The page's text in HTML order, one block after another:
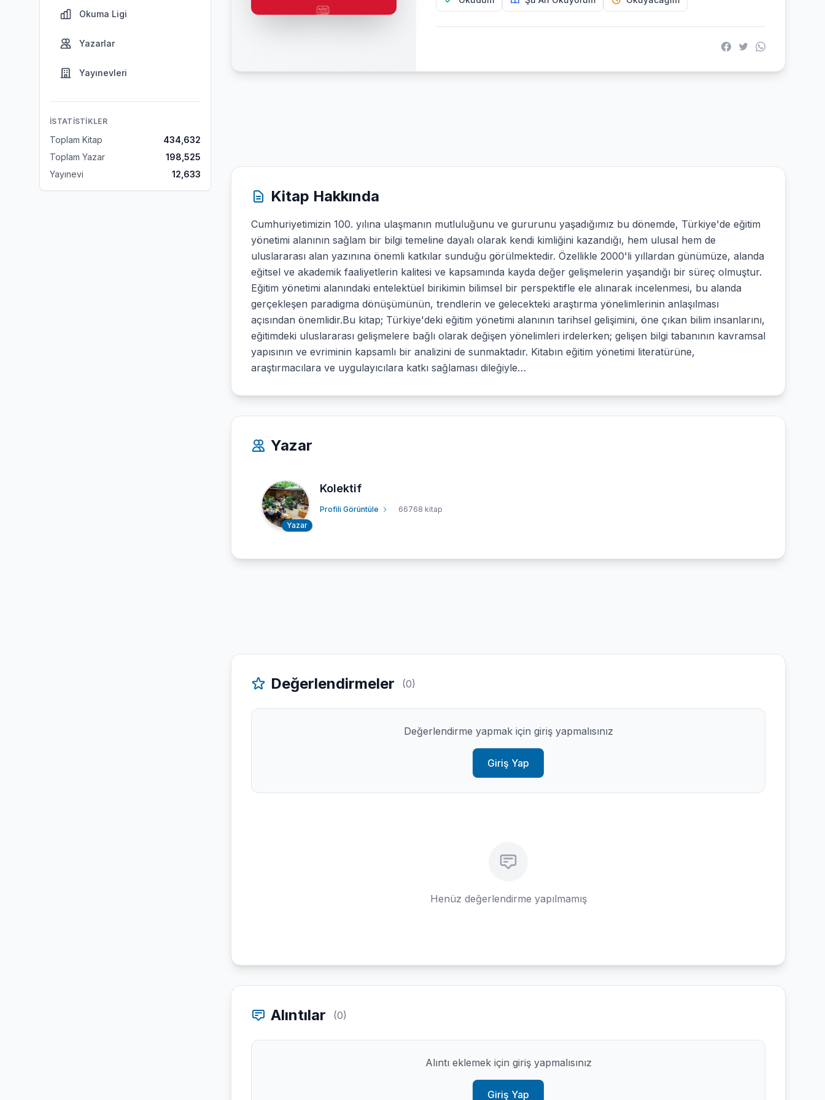
Okuma Ligi
Yazarlar
Yayınevleri
İSTATISTIKLER
Toplam Kitap
434,632
Toplam Yazar
198,525
Yayınevi
12,633
Kitap Hakkında
Cumhuriyetimizin 100. yılına ulaşmanın mutluluğunu ve gururunu yaşadığımız bu dönemde, Türkiye'de eğitim
yönetimi alanının sağlam bir bilgi temeline dayalı olarak kendi kimliğini kazandığı, hem ulusal hem de
uluslararası alan yazınına önemli katkılar sunduğu görülmektedir. Özellikle 2000'li yıllardan günümüze, alanda
eğitsel ve akademik faaliyetlerin kalitesi ve kapsamında kayda değer gelişmelerin yaşandığı bir süreç olmuştur.
Eğitim yönetimi alanındaki entelektüel birikimin bilimsel bir perspektifle ele alınarak incelenmesi, bu alanda
gerçekleşen paradigma dönüşümünün, trendlerin ve gelecekteki araştırma yönelimlerinin anlaşılması
açısından önemlidir.Bu kitap; Türkiye'deki eğitim yönetimi alanının tarihsel gelişimini, öne çıkan bilim insanlarını,
eğitimdeki uluslararası gelişmelere bağlı olarak değişen yönelimleri irdelerken; gelişen bilgi tabanının kavramsal
yapısının ve evriminin kapsamlı bir analizini de sunmaktadır. Kitabın eğitim yönetimi literatürüne,
araştırmacılara ve uygulayıcılara katkı sağlaması dileğiyle…
Yazar
Yazar
Kolektif
Profili Görüntüle 66768 kitap
Değerlendirmeler (0)
Değerlendirme yapmak için giriş yapmalısınız
Giriş Yap
Henüz değerlendirme yapılmamış
Alıntılar (0)
Alıntı eklemek için giriş yapmalısınız
Giriş Yap